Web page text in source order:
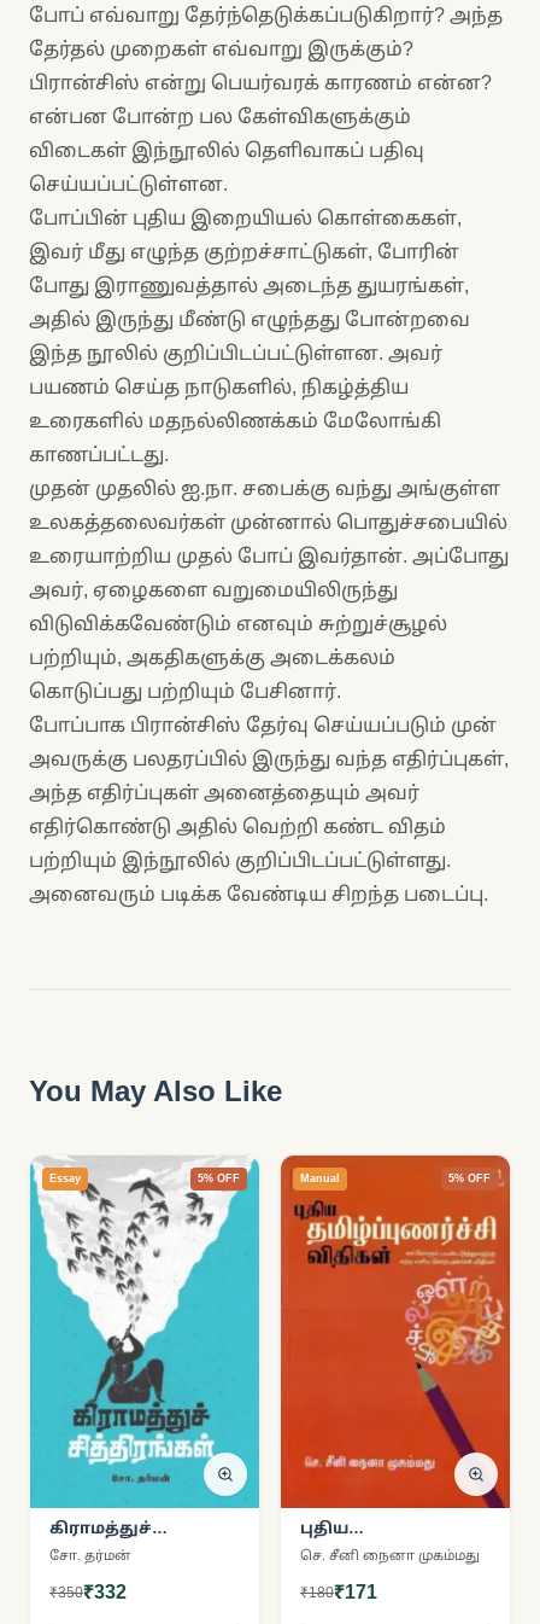
போப் எவ்வாறு தேர்ந்தெடுக்கப்படுகிறார்? அந்த
தேர்தல் முறைகள் எவ்வாறு இருக்கும்?
பிரான்சிஸ் என்று பெயர்வரக் காரணம் என்ன?
என்பன போன்ற பல கேள்விகளுக்கும்
விடைகள் இந்நூலில் தெளிவாகப் பதிவு
செய்யப்பட்டுள்ளன.
போப்பின் புதிய இறையியல் கொள்கைகள்,
இவர் மீது எழுந்த குற்றச்சாட்டுகள், போரின்
போது இராணுவத்தால் அடைந்த துயரங்கள்,
அதில் இருந்து மீண்டு எழுந்தது போன்றவை
இந்த நூலில் குறிப்பிடப்பட்டுள்ளன. அவர்
பயணம் செய்த நாடுகளில், நிகழ்த்திய
உரைகளில் மதநல்லிணக்கம் மேலோங்கி
காணப்பட்டது.
முதன் முதலில் ஐ.நா. சபைக்கு வந்து அங்குள்ள
உலகத்தலைவர்கள் முன்னால் பொதுச்சபையில்
உரையாற்றிய முதல் போப் இவர்தான். அப்போது
அவர், ஏழைகளை வறுமையிலிருந்து
விடுவிக்கவேண்டும் எனவும் சுற்றுச்சூழல்
பற்றியும், அகதிகளுக்கு அடைக்கலம்
கொடுப்பது பற்றியும் பேசினார்.
போப்பாக பிரான்சிஸ் தேர்வு செய்யப்படும் முன்
அவருக்கு பலதரப்பில் இருந்து வந்த எதிர்ப்புகள்,
அந்த எதிர்ப்புகள் அனைத்தையும் அவர்
எதிர்கொண்டு அதில் வெற்றி கண்ட விதம்
பற்றியும் இந்நூலில் குறிப்பிடப்பட்டுள்ளது.
அனைவரும் படிக்க வேண்டிய சிறந்த படைப்பு.
You May Also Like
Essay 5% OFF
கிராமத்துச்
சித்திரங்கள்
சோ. தர்மன்
₹350₹332
Manual 5% OFF
புதிய
தமிழ்ப்புணர்ச்சி
செ. சீனி நைனா முகம்மது
₹180₹171